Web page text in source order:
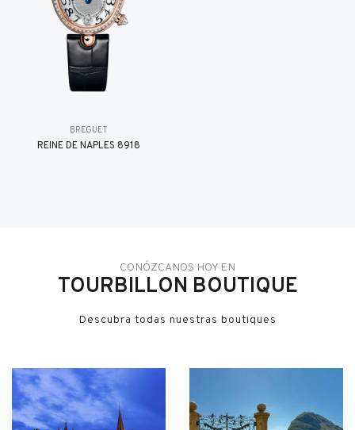
BREGUET
REINE DE NAPLES 8918
CONÓZCANOS HOY EN
TOURBILLON BOUTIQUE
Descubra todas nuestras boutiques